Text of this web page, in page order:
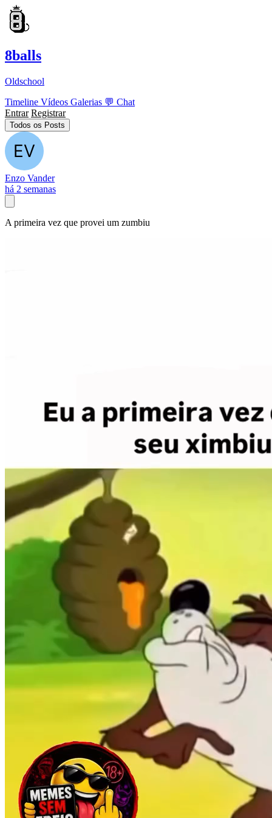
8balls
Oldschool
Timeline Vídeos Galerias 💬 Chat
Entrar Registrar
Todos os Posts
Enzo Vander
há 2 semanas
A primeira vez que provei um zumbiu